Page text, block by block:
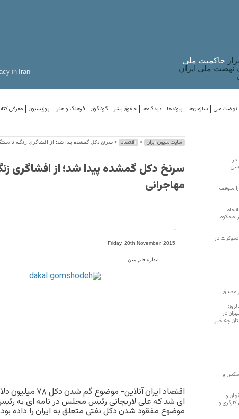
in Iran
حاکميت ملی
ملی ایران
معرفی اپوزیسیون فرهنگ و هنر گوناگون حقوق بشر دیدگاه‌ها پیوندها سازمان‌ها نهضت ملی
سایت ملیون ایران > اقتصاد > سرنخ دکل گمشده پیدا شد؛ از افشاگری زنگنه تا
سرنخ دکل گمشده پیدا شد؛ از افشاگری
مهاجرانی
-
Friday, 20th November, 2015
اندازه قلم متن
اقتصاد ایران
ای شد که علی لاریجانی رئیس مجلس در نامه ای به
موضوع مفقود شدن دکل نفتی متعلق به ایران را داده
در
متوقف
محکوم
در
مصدق
در
بهارستان چه خبر
و
و
و